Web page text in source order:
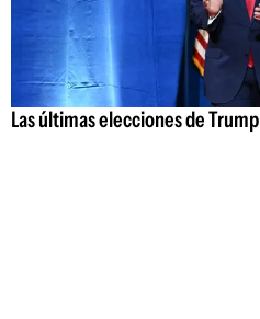
Las últimas elecciones de Trump